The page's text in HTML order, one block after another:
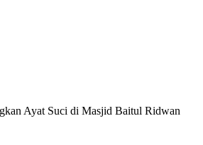
Ayat Suci di Masjid Baitul Ridwan